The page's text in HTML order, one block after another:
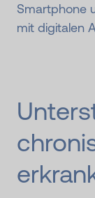
Smartphone
mit digitalen